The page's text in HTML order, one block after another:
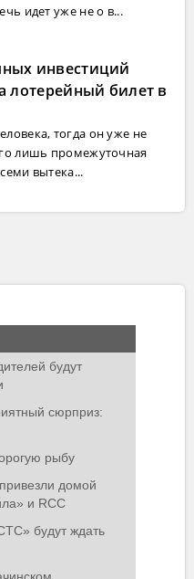
идет уже не о в...
инвестиций
лотерейный билет в
тогда он уже не
лишь промежуточная
вытека...